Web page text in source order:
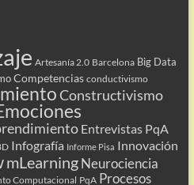
Artesanía 2.0 Barcelona Big Data
Competencias conductivismo
Constructivismo
Entrevistas PqA
Infografía Informe Pisa Innovación
mLearning Neurociencia
Computacional PqA Procesos